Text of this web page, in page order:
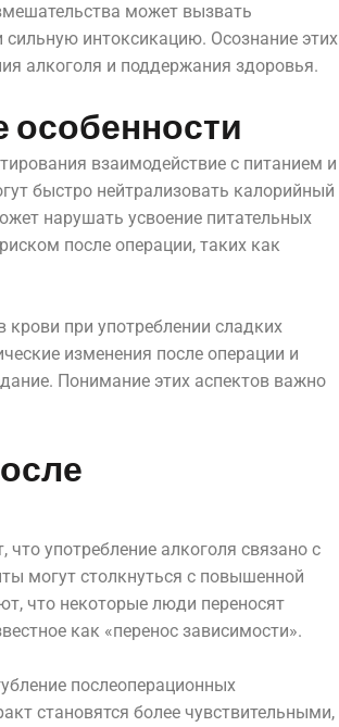
может вызвать
интоксикацию. Осознание этих
алкоголя и поддержания здоровья.
особенности
взаимодействие с питанием и
быстро нейтрализовать калорийный
нарушать усвоение питательных
после операции, таких как
при употреблении сладких
изменения после операции и
Понимание этих аспектов важно
употребление алкоголя связано с
могут столкнуться с повышенной
что некоторые люди переносят
как «перенос зависимости».
послеоперационных
становятся более чувствительными,